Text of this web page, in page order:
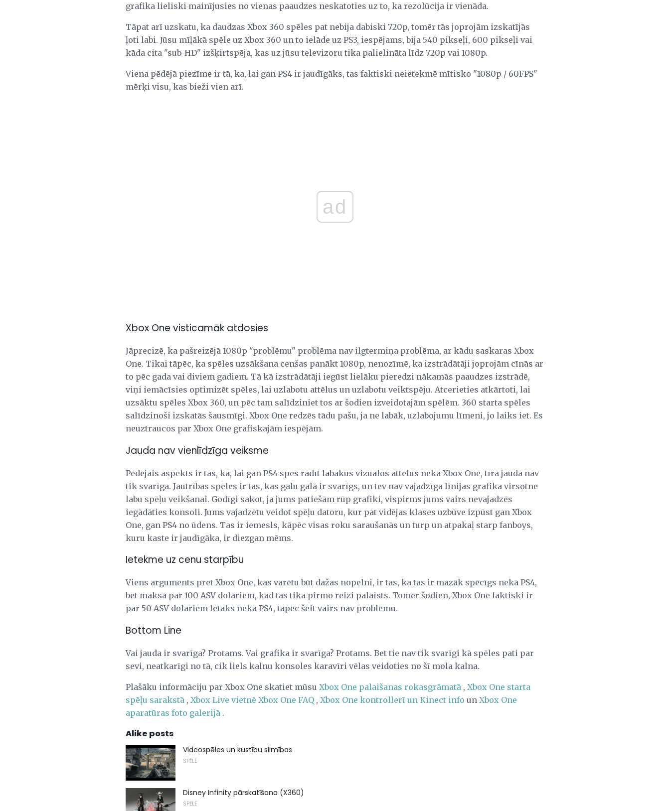
grafika lieliski mainījusies no vienas paaudzes neskatoties uz to, ka rezolūcija ir vienāda.
Tāpat arī uzskatu, ka daudzas Xbox 360 spēles pat nebija dabiski 720p, tomēr tās joprojām izskatījās
ļoti labi. Jūsu mīļākā spēle uz Xbox 360 un to ielāde uz PS3, iespējams, bija 540 pikseļi, 600 pikseļi vai
kāda cita "sub-HD" izšķirtspēja, kas uz jūsu televizoru tika palielināta līdz 720p vai 1080p.
Viena pēdējā piezīme ir tā, ka, lai gan PS4 ir jaudīgāks, tas faktiski neietekmē mītisko "1080p / 60FPS"
mērķi visu, kas bieži vien arī.
ad
Xbox One visticamāk atdosies
Jāprecizē, ka pašreizējā 1080p "problēmu" problēma nav ilgtermiņa problēma, ar kādu saskaras Xbox
One. Tikai tāpēc, ka spēles uzsākšana cenšas panākt 1080p, nenozīmē, ka izstrādātāji joprojām cīnās ar
to pēc gada vai diviem gadiem. Tā kā izstrādātāji iegūst lielāku pieredzi nākamās paaudzes izstrādē,
viņi iemācīsies optimizēt spēles, lai uzlabotu attēlus un uzlabotu veiktspēju. Atcerieties atkārtoti, lai
uzsāktu spēles Xbox 360, un pēc tam salīdziniet tos ar šodien izveidotajām spēlēm. 360 starta spēles
salīdzinoši izskatās šausmīgi. Xbox One redzēs tādu pašu, ja ne labāk, uzlabojumu līmeni, jo laiks iet. Es
neuztraucos par Xbox One grafiskajām iespējām.
Jauda nav vienlīdzīga veiksme
Pēdējais aspekts ir tas, ka, lai gan PS4 spēs radīt labākus vizuālos attēlus nekā Xbox One, tīra jauda nav
tik svarīga. Jautrības spēles ir tas, kas galu galā ir svarīgs, un tev nav vajadzīga līnijas grafika virsotne
labu spēļu veikšanai. Godīgi sakot, ja jums patiešām rūp grafiki, vispirms jums vairs nevajadzēs
iegādāties konsoli. Jums vajadzētu veidot spēļu datoru, kur pat vidējas klases uzbūve izpūst gan Xbox
One, gan PS4 no ūdens. Tas ir iemesls, kāpēc visas roku saraušanās un turp un atpakaļ starp fanboys,
kuru kaste ir jaudīgāka, ir diezgan mēms.
Ietekme uz cenu starpību
Viens arguments pret Xbox One, kas varētu būt dažas nopelni, ir tas, ka tas ir mazāk spēcīgs nekā PS4,
bet maksā par 100 ASV dolāriem, kad tas tika pirmo reizi palaists. Tomēr šodien, Xbox One faktiski ir
par 50 ASV dolāriem lētāks nekā PS4, tāpēc šeit vairs nav problēmu.
Bottom Line
Vai jauda ir svarīga? Protams. Vai grafika ir svarīga? Protams. Bet tie nav tik svarīgi kā spēles pati par
sevi, neatkarīgi no tā, cik liels kalnu konsoles karavīri vēlas veidoties no šī mola kalna.
Plašāku informāciju par Xbox One skatiet mūsu Xbox One palaišanas rokasgrāmatā , Xbox One starta
spēļu sarakstā , Xbox Live vietnē Xbox One FAQ , Xbox One kontrollerī un Kinect info un Xbox One
aparatūras foto galerijā .
Alike posts
Videospēles un kustību slimības
SPĒLE
Disney Infinity pārskatīšana (X360)
SPĒLE